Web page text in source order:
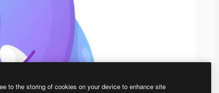
to the storing of cookies on your device to enhance site